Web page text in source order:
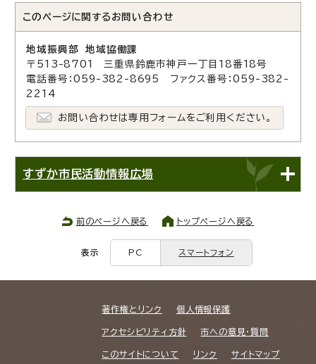
このページに関する お問い合わせ
地域振興部 地域協働課
〒513-8701 三重県鈴鹿市神戸一丁目18番18号
電話番号：059-382-8695 ファクス番号：059-382-
2214
お問い合わせは専用フォームをご利用ください。
すずか市民活動情報広場
前のページへ戻る トップページへ戻る
表示 PC スマートフォン
著作権とリンク 個人情報保護
アクセシビリティ方針 市への意見・質問
このサイトについて リンク サイトマップ